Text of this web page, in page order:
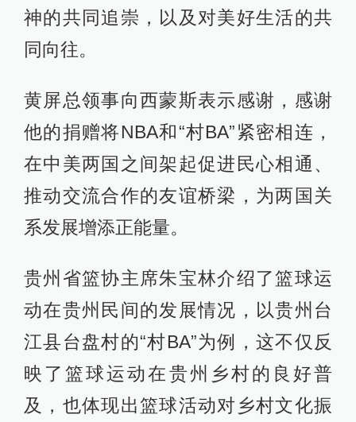
神的共同追崇，以及对美好生活的共
同向往。
黄屏总领事向西蒙斯表示感谢，感谢
他的捐赠将NBA和“村BA”紧密相连，
在中美两国之间架起促进民心相通、
推动交流合作的友谊桥梁，为两国关
系发展增添正能量。
贵州省篮协主席朱宝林介绍了篮球运
动在贵州民间的发展情况，以贵州台
江县台盘村的“村BA”为例，这不仅反
映了篮球运动在贵州乡村的良好普
及，也体现出篮球活动对乡村文化振